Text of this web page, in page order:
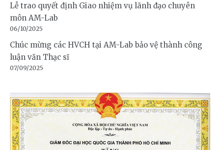
Lễ trao quyết định Giao nhiệm vụ lãnh đạo chuyên
môn AM-Lab
06/10/2025
Chúc mừng các HVCH tại AM-Lab bảo vệ thành công
luận văn Thạc sĩ
07/09/2025